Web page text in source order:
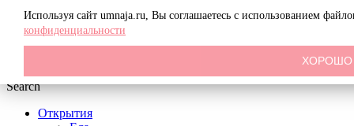
Menu
Search
Открытия
Используя сайт umnaja.ru, Вы соглашаетесь с использованием
конфиденциальности
ХОРОШО